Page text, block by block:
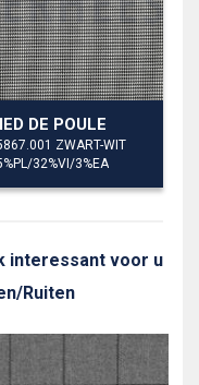
DE POULE
ZWART-WIT
32%VI/3%EA
interessant voor u
Ruiten